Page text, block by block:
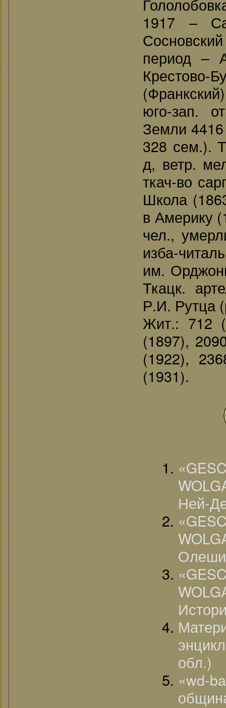
1917 –
период –
юго-зап.
Земли
328 сем.).
д, ветр.
ткач-во
Школа
в Америку
чел.,
изба-
им.
Ткацк.
Р.И. Рутца
Жит.: 712
(1897),
(1922),
(1931).
Ней-
обл.)
«wd-